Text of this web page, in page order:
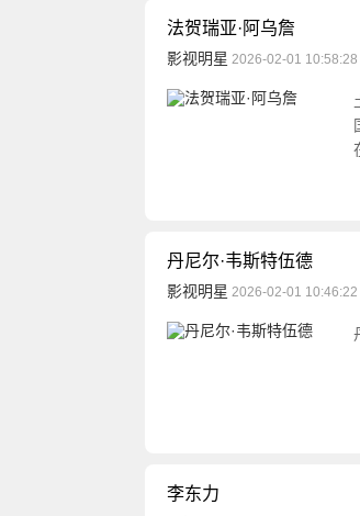
法贺瑞亚·阿乌詹
影视明星 2026-02-01 10:58:28
丹尼尔·韦斯特伍德
影视明星 2026-02-01 10:46:22
李东力